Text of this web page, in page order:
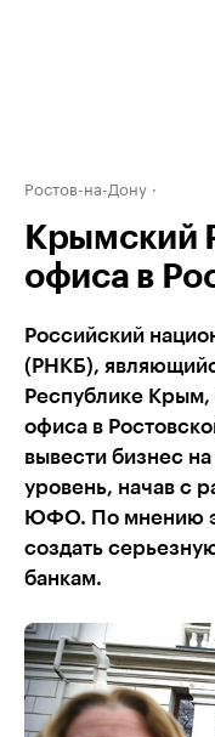
Ростов-на-Дону
Крымский
офиса в
Российский
(РНКБ),
Республике
офиса в
вывести бизнес
уровень, начав с
ЮФО. По мнению
создать
банкам.